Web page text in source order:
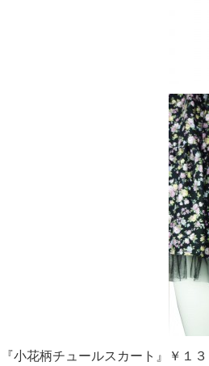
『小花柄チュールスカート』￥１